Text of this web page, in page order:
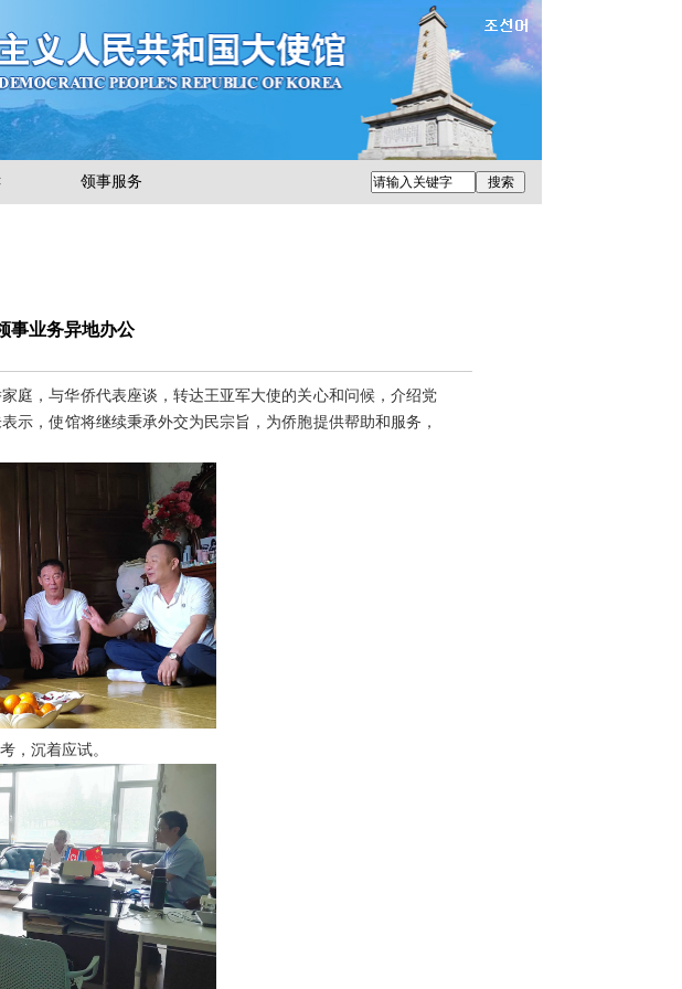
领事服务
事业务异地办公
庭，与华侨代表座谈，转达王亚军大使的关心和问候，介绍党
示，使馆将继续秉承外交为民宗旨，为侨胞提供帮助和服务，
，沉着应试。